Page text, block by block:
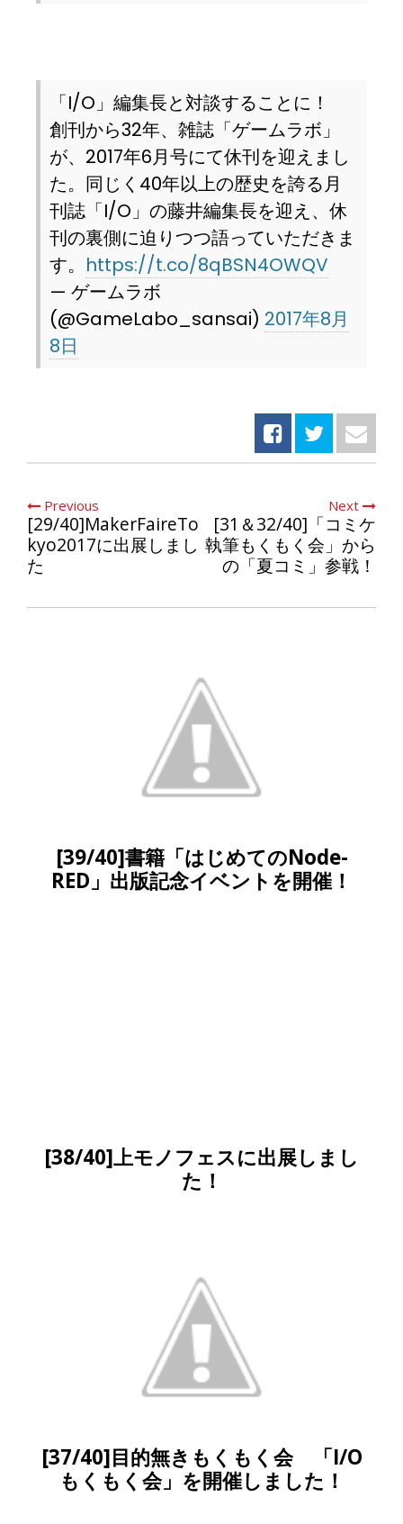
「I/O」編集長と対談することに！
創刊から32年、雑誌「ゲームラボ」
が、2017年6月号にて休刊を迎えまし
た。同じく40年以上の歴史を誇る月
刊誌「I/O」の藤井編集長を迎え、休
刊の裏側に迫りつつ語っていただきま
す。 https://t.co/8qBSN4OWQV
— ゲームラボ
(@GameLabo_sansai) 2017年8月
8日
Next
[31＆32/40]「コミケ
執筆もくもく会」から
の「夏コミ」参戦！
Previous
[29/40]MakerFaireTo
kyo2017に出展しまし
た
[39/40]書籍「はじめてのNode-
RED」出版記念イベントを開催！
[38/40]上モノフェスに出展しまし
た！
[37/40]目的無きもくもく会 「I/O
もくもく会」を開催しました！